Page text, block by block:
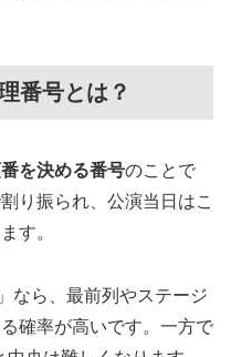
番号とは？
を決める番号のことで
り振られ、公演当日はこ
す。
なら、最前列やステージ
確率が高いです。一方で